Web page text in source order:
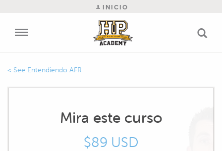
INICIO
Entendiendo AFR
Mira este curso
$89 USD